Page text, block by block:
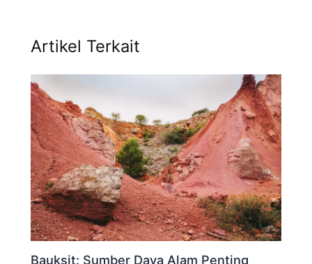
Artikel Terkait
Bauksit: Sumber Daya Alam Penting